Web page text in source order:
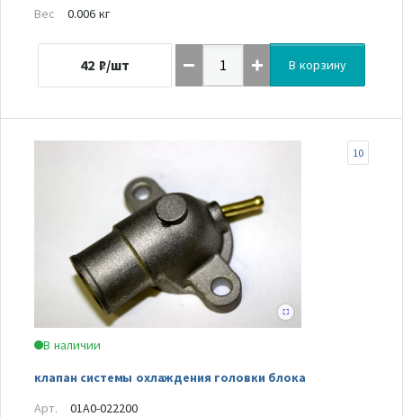
Вес
0.006 кг
42 ₽/шт В корзину
В наличии
клапан системы охлаждения головки блока
10
Арт.
01A0-022200